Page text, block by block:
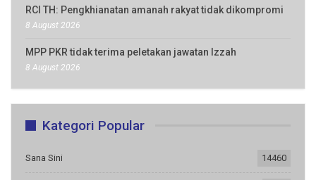
RCI TH: Pengkhianatan amanah rakyat tidak dikompromi
8 August 2026
MPP PKR tidak terima peletakan jawatan Izzah
8 August 2026
Kategori Popular
Sana Sini 14460